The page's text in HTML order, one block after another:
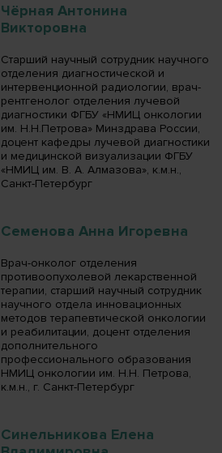
Чёрная Антонина
Викторовна
Старший научный сотрудник научного
отделения диагностической и
интервенционной радиологии, врач-
рентгенолог отделения лучевой
диагностики ФГБУ «НМИЦ онкологии
им. Н.Н.Петрова» Минздрава России,
доцент кафедры лучевой диагностики
и медицинской визуализации ФГБУ
«НМИЦ им. В. А. Алмазова», к.м.н.,
Санкт-Петербург
Семенова Анна Игоревна
Врач-онколог отделения
противоопухолевой лекарственной
терапии, старший научный сотрудник
научного отдела инновационных
методов терапевтической онкологии
и реабилитации, доцент отделения
дополнительного
профессионального образования
НМИЦ онкологии им. Н.Н. Петрова,
к.м.н., г. Санкт-Петербург
Синельникова Елена